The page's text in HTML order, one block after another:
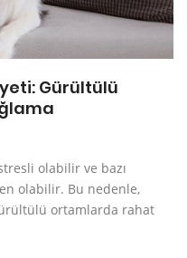
Gürültülü
olabilir ve bazı
olabilir. Bu nedenle,
ortamlarda rahat